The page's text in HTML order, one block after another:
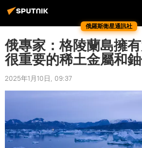
俄羅斯衛星通訊社
俄專家：格陵蘭島擁
很重要的稀土金屬和
2025年1月10日, 09:37